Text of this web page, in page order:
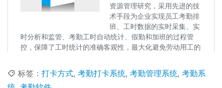
标签： 打卡方式, 考勤打卡系统, 考勤管理系统, 考勤系